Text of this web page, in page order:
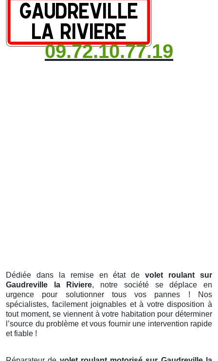
09.72.10.77.19
Dédiée dans la remise en état devolet roulant sur
Gaudreville la Riviere, notre société se déplace en
urgence pour solutionner tous vos pannes ! Nos
spécialistes, facilement joignables et à votre disposition à
tout moment, se viennent à votre habitation pour déterminer
l’source du problème et vous fournir une intervention rapide
et fiable !